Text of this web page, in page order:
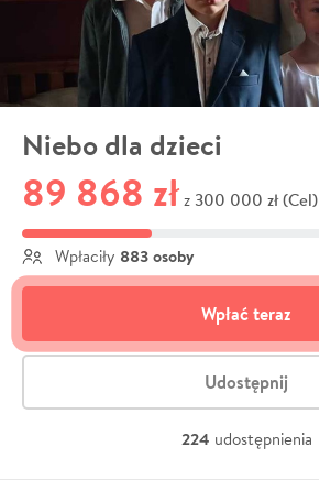
Niebo dla dzieci
89 868 zł z 300 000 zł (Cel)
Wpłaciły 883 osoby
Wpłać teraz
Udostępnij
224 udostępnienia